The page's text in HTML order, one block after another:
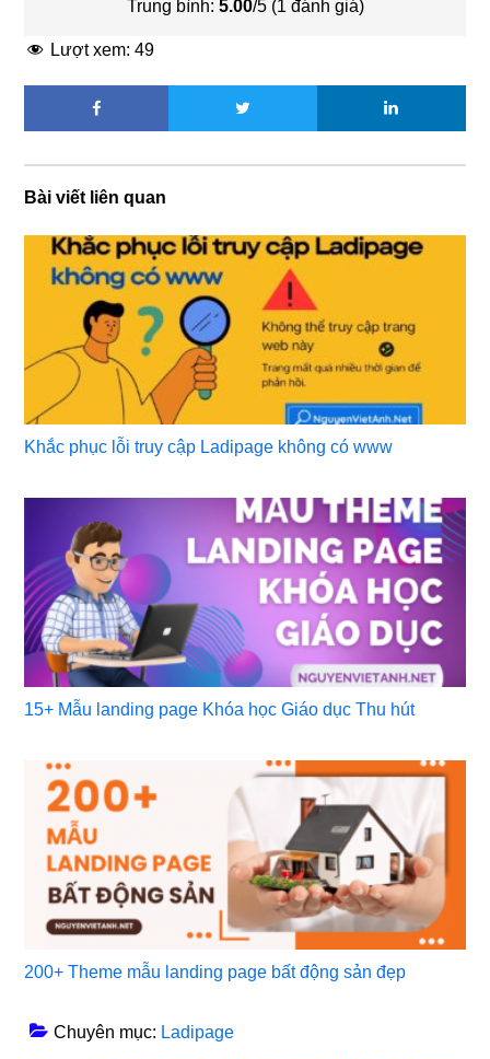
Trung bình: 5.00/5 (1 đánh giá)
Lượt xem: 49
Bài viết liên quan
Khắc phục lỗi truy cập Ladipage không có www
15+ Mẫu landing page Khóa học Giáo dục Thu hút
200+ Theme mẫu landing page bất động sản đẹp
Chuyên mục: Ladipage